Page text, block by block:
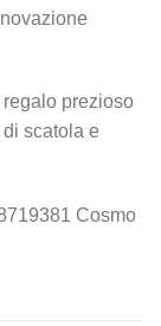
prezioso
scatola e
Cosmo